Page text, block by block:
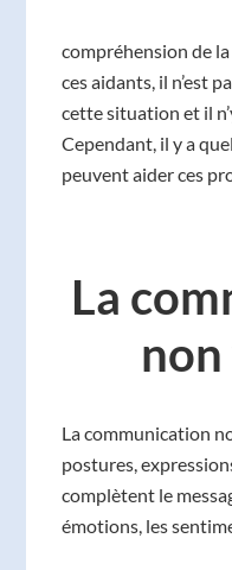
compréhension de
ces aidants, il n’est
cette situation et il
Cependant, il y a
peuvent aider ces
La
La communication
postures,
complètent le
émotions, les